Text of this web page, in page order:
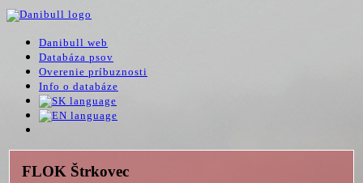
Danibull web
Databáza psov
Overenie príbuznosti
Info o databáze
FLOK Štrkovec